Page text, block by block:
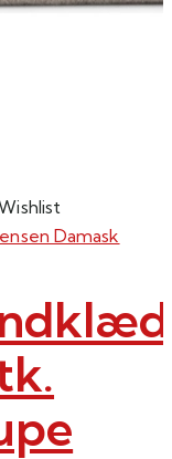
Damask